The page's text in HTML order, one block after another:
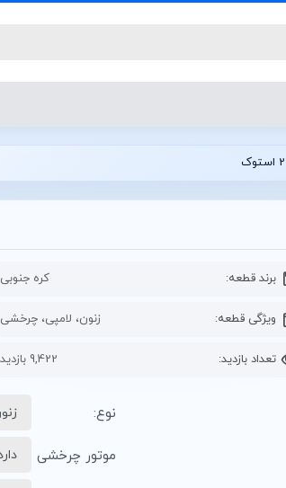
برند قطعه: کره جنوبی
ویژگی قطعه: زنون، لامپی، چرخشی
تعداد بازدید: 9,422 بازدید
نوع:
موتور چرخشی